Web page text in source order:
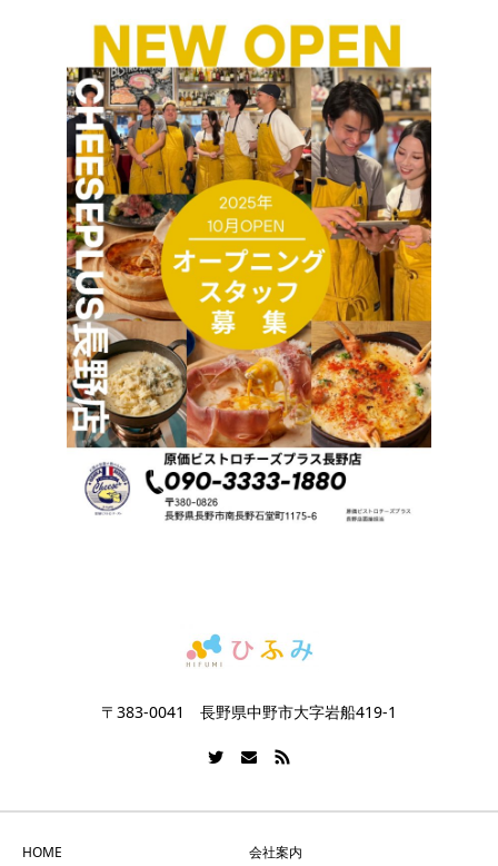
〒383-0041 長野県中野市大字岩船419-1
HOME 会社案内